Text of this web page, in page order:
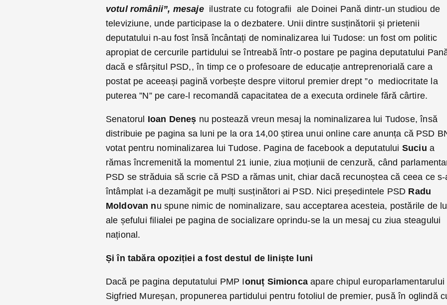
votul românii”, mesaje ilustrate cu fotografii ale Doinei Pană dintr-un studiou de
televiziune, unde participase la o dezbatere. Unii dintre susținătorii și prietenii
deputatului n-au fost însă încântați de nominalizarea lui Tudose: un fost om politic
apropiat de cercurile partidului se întreabă într-o postare pe pagina deputatului
dacă e sfârșitul PSD,, în timp ce o profesoare de educație antreprenorială care a
postat pe aceeași pagină vorbește despre viitorul premier drept ”o mediocritate la
puterea ”N” pe care-l recomandă capacitatea de a executa ordinele fără cârtire.
Senatorul Ioan Deneș nu postează vreun mesaj la nominalizarea lui Tudose, însă
distribuie pe pagina sa luni pe la ora 14,00 știrea unui online care anunța că PSD
votat pentru nominalizarea lui Tudose. Pagina de facebook a deputatului Suciu a
rămas încremenită la momentul 21 iunie, ziua moțiunii de cenzură, când
PSD se străduia să scrie că PSD a rămas unit, chiar dacă recunoștea că ceea ce s-
întâmplat i-a dezamăgit pe mulți susținători ai PSD. Nici președintele PSD Radu
Moldovan nu spune nimic de nominalizare, sau acceptarea acesteia, postările de
ale șefului filialei pe pagina de socializare oprindu-se la un mesaj cu ziua steagului
național.
Și în tabăra opoziției a fost destul de liniște luni
Dacă pe pagina deputatului PMP Ionuț Simioncaapare chipul europarlamentarului
Sigfried Mureșan, propunerea partidului pentru fotoliul de premier, pusă în oglindă